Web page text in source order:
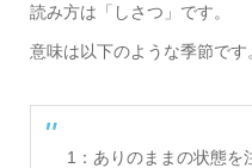
読み方は「しさつ」です。
意味は以下のような季節です
1：ありのままの状態を